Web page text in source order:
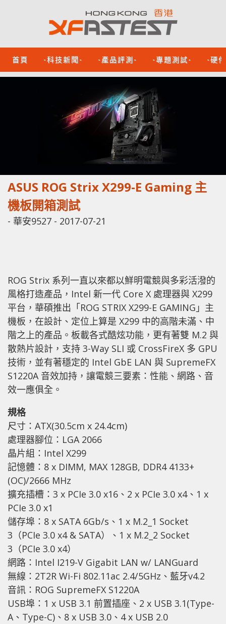
首頁 -科技新聞- -產品評測- -專題測試- -硬
ASUS ROG Strix X299-E Gaming 主
機板開箱測試
- 華安9527 - 2017-07-21
ROG Strix 系列一直以來都以鮮明電競與多彩活潑的
風格打造產品，Intel 新一代 Core X 處理器與 X299
平台，華碩推出「ROG STRIX X299-E GAMING」主
機板，在設計、定位上算是 X299 中的高階未滿、中
階之上的產品。板載各式酷炫功能，更有著雙 M.2 與
散熱片設計，支持 3-Way SLI 或 CrossFireX 多 GPU
技術，並有著穩定的 Intel GbE LAN 與 SupremeFX
S1220A 音效加持，讓電競三要素：性能、網路、音
效一應俱全。
規格
尺寸：ATX(30.5cm x 24.4cm)
處理器腳位：LGA 2066
晶片組：Intel X299
記憶體：8 x DIMM, MAX 128GB, DDR4 4133+
(OC)/2666 MHz
擴充插槽：3 x PCIe 3.0 x16、2 x PCIe 3.0 x4、1 x
PCIe 3.0 x1
儲存埠：8 x SATA 6Gb/s、1 x M.2_1 Socket
3（PCIe 3.0 x4 & SATA）、1 x M.2_2 Socket
3（PCIe 3.0 x4）
網路：Intel I219-V Gigabit LAN w/ LANGuard
無線：2T2R Wi-Fi 802.11ac 2.4/5GHz、藍牙v4.2
音訊：ROG SupremeFX S1220A
USB埠：1 x USB 3.1 前置插座、2 x USB 3.1(Type-
A、Type-C)、8 x USB 3.0、4 x USB 2.0